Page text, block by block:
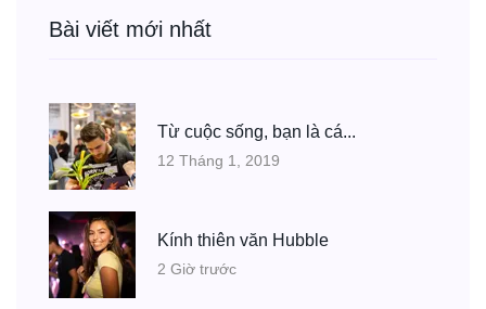
Bài viết mới nhất
Từ cuộc sống, bạn là cá...
12 Tháng 1, 2019
Kính thiên văn Hubble
2 Giờ trước